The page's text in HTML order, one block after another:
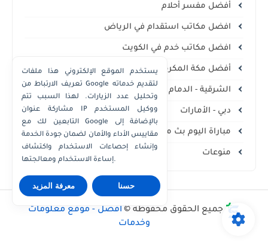
أفضل مفسر أحلام
افضل مكاتب استقدام في الرياض
افضل مكاتب خدم في الكويت
أفضل مكة المكرمة
الشرقية - الدمام الخبر
دبي - الأمارات
مباراة اليوم بث مباشر
منوعات
جميع الحقوق محفوظة © أفضل - موقع معلومات
وخدمات
يستخدم الموقع الإلكتروني هذا ملفات
تعريف الارتباط من Google لتقديم خدماته
وتحليل عدد الزيارات. لهذا السبب تتم
مشاركة عنوان IP ووكيل المستخدم
التابعين لك مع Google بالإضافة إلى
مقاييس الأداء والأمان لضمان جودة الخدمة
وإنشاء إحصاءات الاستخدام واكتشاف
إساءة الاستخدام ومعالجتها.
معرفة المزيد حسنا